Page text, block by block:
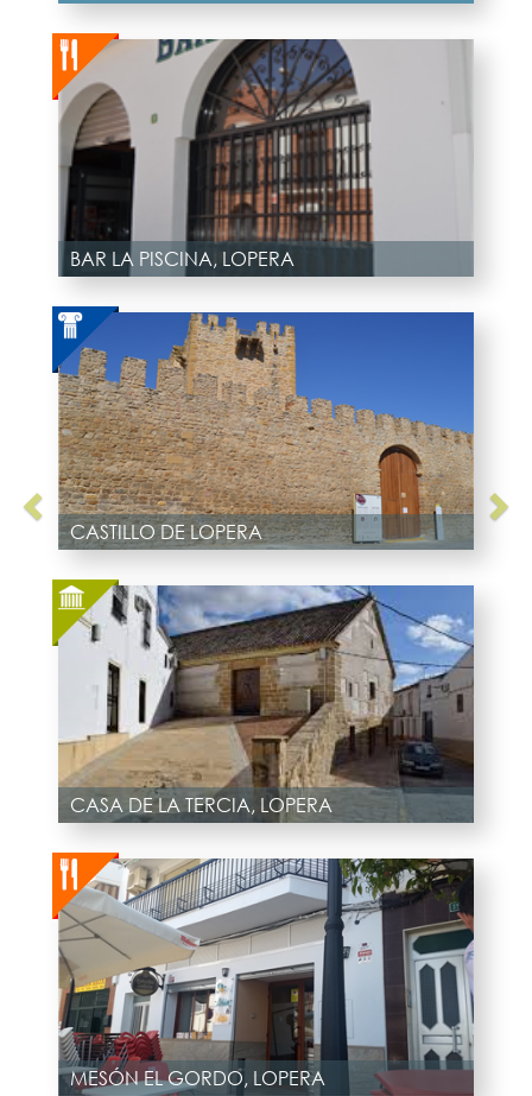
BAR LA PISCINA, LOPERA
CASTILLO DE LOPERA
CASA DE LA TERCIA, LOPERA
MESÓN EL GORDO, LOPERA